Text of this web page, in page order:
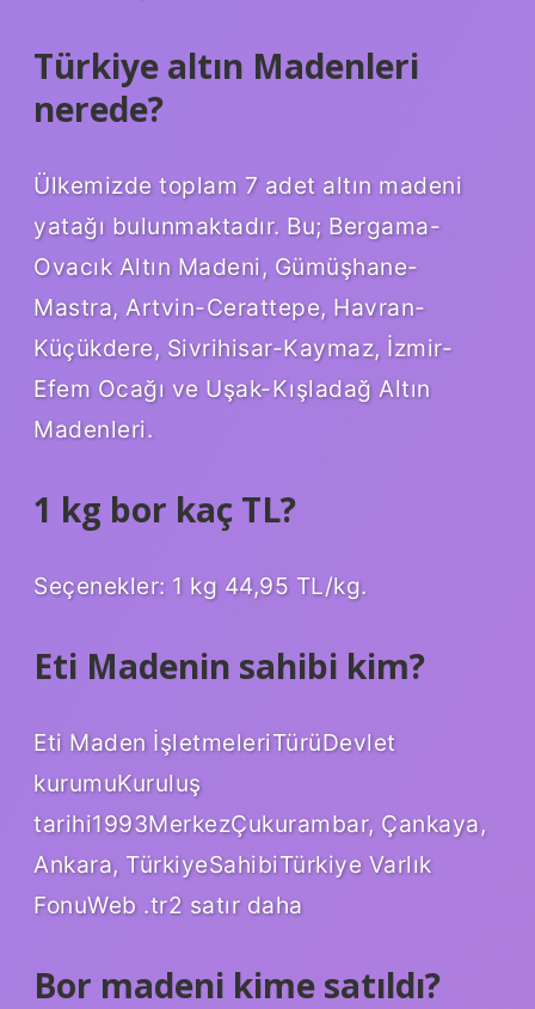
Türkiye altın Madenleri
nerede?
Ülkemizde toplam 7 adet altın madeni
yatağı bulunmaktadır. Bu; Bergama-
Ovacık Altın Madeni, Gümüşhane-
Mastra, Artvin-Cerattepe, Havran-
Küçükdere, Sivrihisar-Kaymaz, İzmir-
Efem Ocağı ve Uşak-Kışladağ Altın
Madenleri.
1 kg bor kaç TL?
Seçenekler: 1 kg 44,95 TL/kg.
Eti Madenin sahibi kim?
Eti Maden İşletmeleriTürüDevlet
kurumuKuruluş
tarihi1993MerkezÇukurambar, Çankaya,
Ankara, TürkiyeSahibiTürkiye Varlık
FonuWeb .tr2 satır daha
Bor madeni kime satıldı?